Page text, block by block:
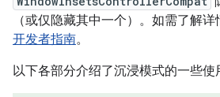
（或仅隐藏其中一个）。如需了解
开发者指南。
以下各部分介绍了沉浸模式的一些使